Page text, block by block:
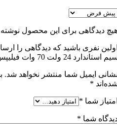
دیدگاهی برای این محصول
استاندارد 24 ولت 70 وات فیلیپس”
ایمیل شما منتشر نخواهد شد.
*
شما *
شما *